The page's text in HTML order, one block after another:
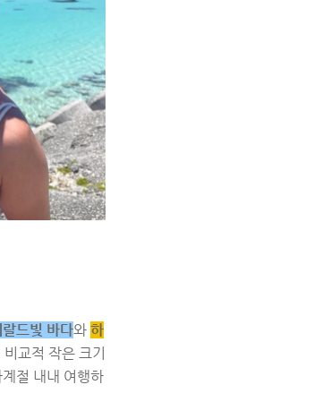
드빛 바다와 하
교적 작은 크기
절 내내 여행하